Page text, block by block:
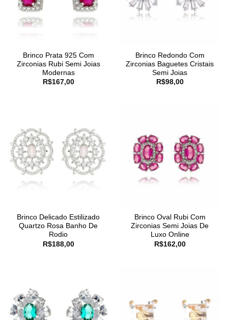
Brinco Prata 925 Com
Zirconias Rubi Semi Joias
Modernas
R$167,00
Brinco Redondo Com
Zirconias Baguetes Cristais
Semi Joias
R$98,00
Brinco Delicado Estilizado
Quartzo Rosa Banho De
Rodio
R$188,00
Brinco Oval Rubi Com
Zirconias Semi Joias De
Luxo Online
R$162,00